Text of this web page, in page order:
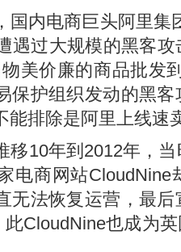
国内电商巨头阿里集
遇过大规模的黑客
美价廉的商品批发
保护组织发动的黑
能排除是阿里上线速
移10年到2012年，
电商网站
无法恢复运营，最
CloudNine也成为